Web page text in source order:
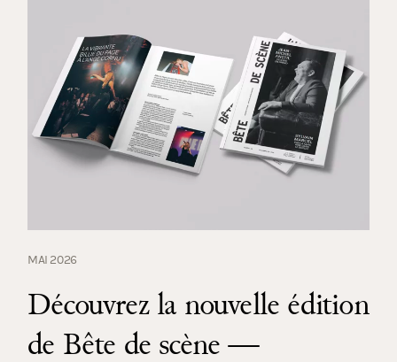
MAI 2026
Découvrez la nouvelle édition
de Bête de scène —